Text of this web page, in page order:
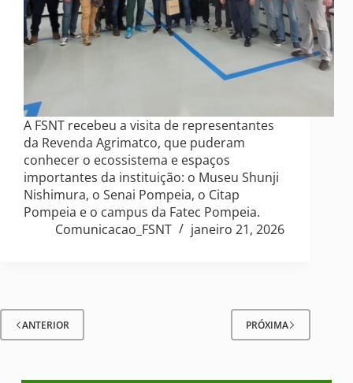
A FSNT recebeu a visita de representantes
da Revenda Agrimatco, que puderam
conhecer o ecossistema e espaços
importantes da instituição: o Museu Shunji
Nishimura, o Senai Pompeia, o Citap
Pompeia e o campus da Fatec Pompeia.
Comunicacao_FSNT
janeiro 21, 2026
ANTERIOR PRÓXIMA